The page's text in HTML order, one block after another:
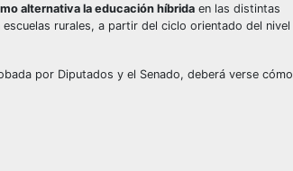
alternativa la educación híbrida en las distintas
rurales, a partir del ciclo orientado del nivel
por Diputados y el Senado, deberá verse cómo